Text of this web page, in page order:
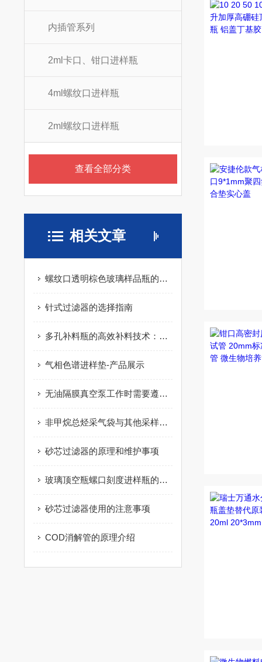
内插管系列
2ml卡口、钳口进样瓶
4ml螺纹口进样瓶
2ml螺纹口进样瓶
查看全部分类
相关文章
螺纹口透明棕色玻璃样品瓶的检验标准
针式过滤器的选择指南
多孔补料瓶的高效补料技术：提升生产效率与质量
气相色谱进样垫-产品展示
无油隔膜真空泵工作时需要遵守哪些要求？
非甲烷总烃采气袋与其他采样工具的比较
砂芯过滤器的原理和维护事项
玻璃顶空瓶螺口刻度进样瓶的使用指南
砂芯过滤器使用的注意事项
COD消解管的原理介绍